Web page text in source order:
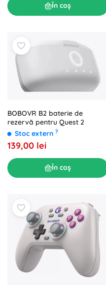
În coș
BOBOVR B2 baterie de
rezervă pentru Quest 2
Stoc extern ?
139,00 lei
În coș